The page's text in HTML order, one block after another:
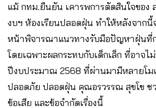
แม้ กทม.ยืนยัน เคารพการตัดสินใจของ
งบฯ ห้องเรียนปลอดฝุ่น ทำให้หลังจากนี้
หน้าพิจารณาแนวทางรับมือปัญหาฝุ่นที่ก
โดยเฉพาะผลกระทบกับเด็กเล็ก ที่อาจไ
ปีงบประมาณ 2568 ที่ผ่านมามีหลายโม
ปลอดภัย ปลอดฝุ่น คุณอรวรรณ สุขโข ช
ข้อเสีย และข้อจำกัดเรื่องนี้